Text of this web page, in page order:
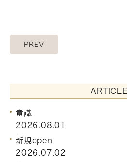
PREV
ARTICLE
意識
2026.08.01
新規open
2026.07.02